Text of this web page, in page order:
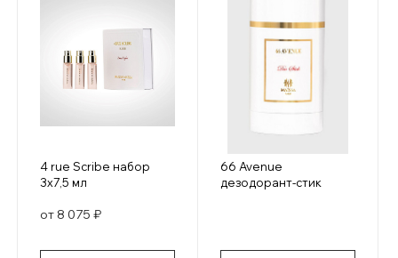
4 rue Scribe набор
3х7,5 мл
от 8 075 ₽
66 Avenue
дезодорант-стик